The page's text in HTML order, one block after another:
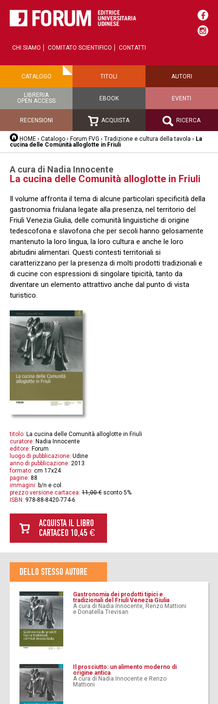
CHI SIAMO COMITATO SCIENTIFICO CONTATTI
CATALOGO TITOLI AUTORI
LIBRERIA
OPEN ACCESS
EBOOK EVENTI
RECENSIONI ACQUISTA RICERCA
HOME › Catalogo › Forum FVG › Tradizione e cultura della tavola › La
cucina delle Comunità alloglotte in Friuli
A cura di Nadia Innocente
La cucina delle Comunità alloglotte in Friuli
Il volume affronta il tema di alcune particolari specificità della
gastronomia friulana legate alla presenza, nel territorio del
Friuli Venezia Giulia, delle comunità linguistiche di origine
tedescofona e slavofona che per secoli hanno gelosamente
mantenuto la loro lingua, la loro cultura e anche le loro
abitudini alimentari. Questi contesti territoriali si
caratterizzano per la presenza di molti prodotti tradizionali e
di cucine con espressioni di singolare tipicità, tanto da
diventare un elemento attrattivo anche dal punto di vista
turistico.
titolo: La cucina delle Comunità alloglotte in Friuli
curatore: Nadia Innocente
editore: Forum
luogo di pubblicazione: Udine
anno di pubblicazione: 2013
formato: cm 17x24
pagine: 88
immagini: b/n e col.
prezzo versione cartacea: 11,00 € sconto 5%
ISBN: 978-88-8420-774-6
ACQUISTA IL LIBRO
CARTACEO 10,45 €
DELLO STESSO AUTORE
Gastronomia dei prodotti tipici e
tradizionali del Friuli Venezia Giulia
A cura di Nadia Innocente, Renzo Mattioni
e Donatella Trevisan
Il prosciutto: un alimento moderno di
origine antica
A cura di Nadia Innocente e Renzo
Mattioni